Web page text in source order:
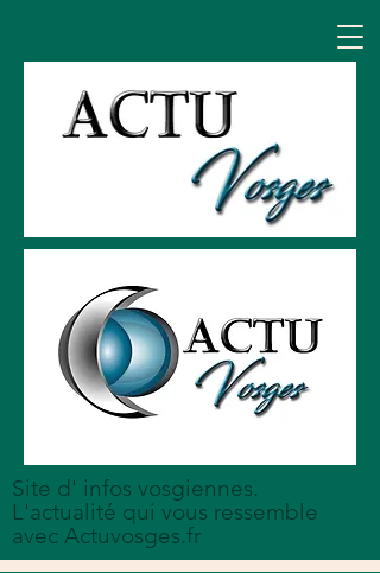
Site d' infos vosgiennes.
L'actualité qui vous ressemble
avec Actuvosges.fr